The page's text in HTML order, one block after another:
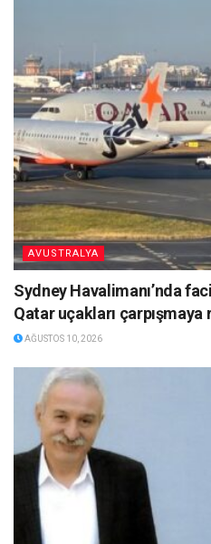
AVUSTRALYA
Sydney Havalimanı’nda
Qatar uçakları çarpışmaya
AĞUSTOS 10, 2026